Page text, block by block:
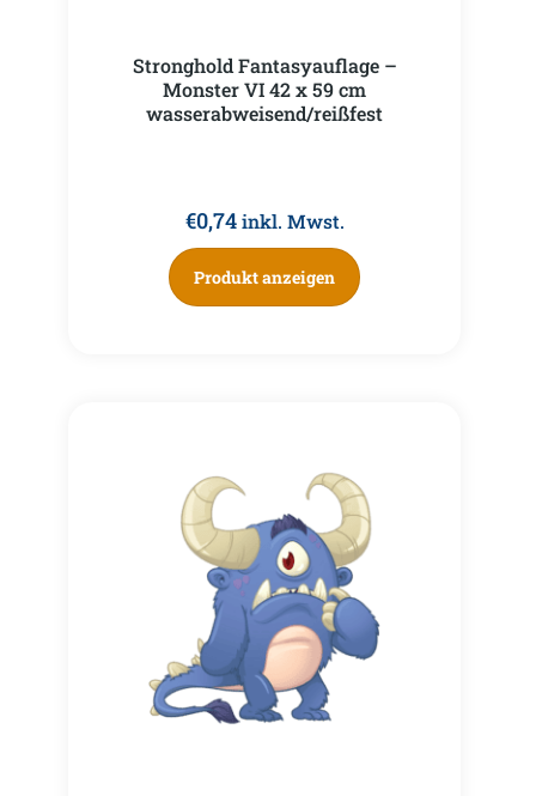
Stronghold Fantasyauflage –
Monster VI 42 x 59 cm
wasserabweisend/reißfest
€0,74 inkl. Mwst.
Produkt anzeigen